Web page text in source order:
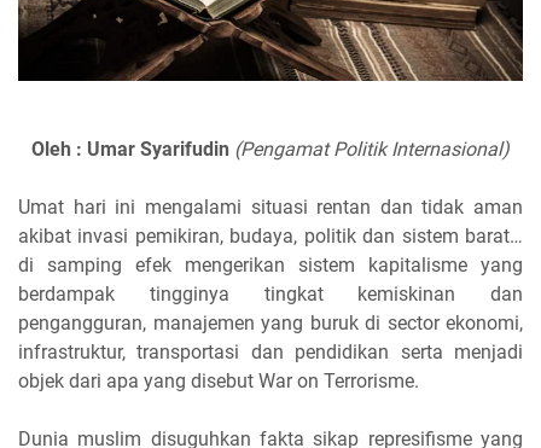
Oleh : Umar Syarifudin (Pengamat Politik Internasional)
Umat hari ini mengalami situasi rentan dan tidak aman
akibat invasi pemikiran, budaya, politik dan sistem barat…
di samping efek mengerikan sistem kapitalisme yang
berdampak tingginya tingkat kemiskinan dan
pengangguran, manajemen yang buruk di sector ekonomi,
infrastruktur, transportasi dan pendidikan serta menjadi
objek dari apa yang disebut War on Terrorisme.
Dunia muslim disuguhkan fakta sikap represifisme yang